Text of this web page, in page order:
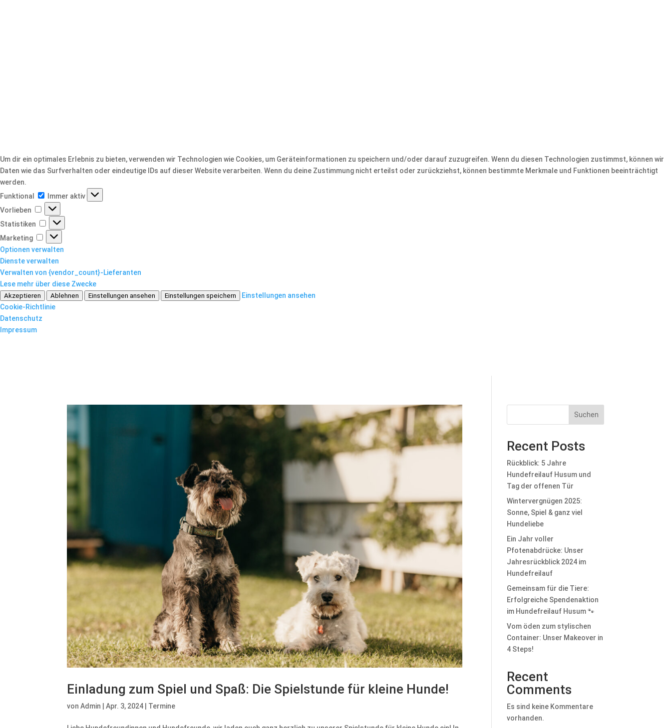
Um dir ein optimales Erlebnis zu bieten, verwenden wir Technologien wie Cookies, um Geräteinformationen zu speichern und/oder darauf zuzugreifen. Wenn du diesen Technologien zustimmst, können wir
Daten wie das Surfverhalten oder eindeutige IDs auf dieser Website verarbeiten. Wenn du deine Zustimmung nicht erteilst oder zurückziehst, können bestimmte Merkmale und Funktionen beeinträchtigt
werden.
Funktional
Funktional
Immer aktiv
Vorlieben
Vorlieben
Statistiken Statistiken
Marketing
Marketing
Optionen verwalten
Dienste verwalten
Verwalten von {vendor_count}-Lieferanten
Lese mehr über diese Zwecke
Akzeptieren Ablehnen Einstellungen ansehen Einstellungen speichern
Einstellungen ansehen
Cookie-Richtlinie
Datenschutz
Impressum
Einladung zum Spiel und Spaß: Die Spielstunde für kleine Hunde!
vonAdmin |Apr. 3, 2024 Termine
Suchen
Recent Posts
Rückblick: 5 Jahre
Hundefreilauf Husum und
Tag der offenen Tür
Wintervergnügen 2025:
Sonne, Spiel & ganz viel
Hundeliebe
Ein Jahr voller
Pfotenabdrücke: Unser
Jahresrückblick 2024 im
Hundefreilauf
Gemeinsam für die Tiere:
Erfolgreiche Spendenaktion
im Hundefreilauf Husum 🐾
Vom öden zum stylischen
Container: Unser Makeover in
4 Steps!
Recent
Comments
Es sind keine Kommentare
vorhanden.